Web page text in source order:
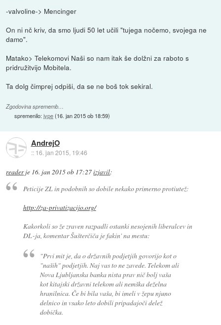
-valvoline-> Mencinger
On ni nč kriv, da smo ljudi 50 let učili "tujega nočemo, svojega ne
damo".
Matako> Telekomovi Naši so nam itak še dolžni za raboto s
pridružitvijo Mobitela.
Ta dolg čimprej odpiši, da se ne boš tok sekiral.
Zgodovina sprememb…
spremenilo:jype(16. jan 2015 ob 18:59)
AndrejO
:: 16. jan 2015, 19:46
readerje 16. jan 2015 ob 17:27izjavil:
Peticije ZL in podobnih so dobile nekako primerno protiutež:
http://za-privatizacijo.org/
Kakorkoli so že zraven razpadli ostanki nesojenih liberalcev in
DL-ja, komentar Šušterčiča je fakin' na mestu:
"Prvi mit je, da o državnih podjetjih govorijo kot o
"naših" podjetjih. Naj vas to ne zavede. Telekom ali
Nova Ljubljanska banka nista prav nič bolj vaša
kot kitajski državni telekom ali nemška deželna
hranilnica. Če bi bila vaša, bi imeli v žepu njuno
delnico in vsako leto dobili pripadajoči delež
dobička.